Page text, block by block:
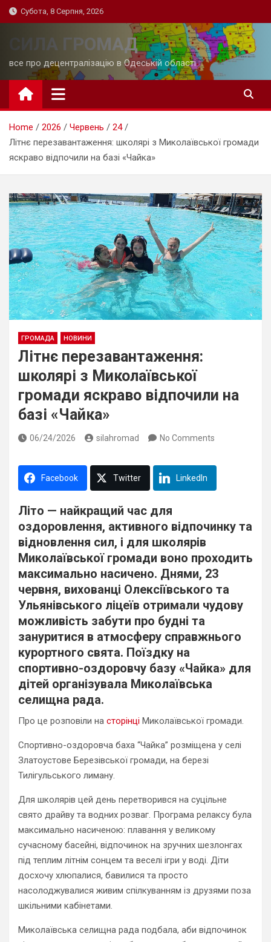
Skip
to
Субота, 8 Серпня, 2026
СИЛА ГРОМАД
все про децентралізацію в Одеській області
Home 2026 Червень
24
Літнє перезавантаження: школярі з Миколаївської громади
яскраво відпочили на базі «Чайка»
ГРОМАДА НОВИНИ
Літнє перезавантаження:
школярі з Миколаївської
громади яскраво відпочили на
базі «Чайка»
06/24/2026 silahromad No Comments
Facebook Twitter LinkedIn
Літо — найкращий час для
оздоровлення, активного відпочинку та
відновлення сил, і для школярів
Миколаївської громади воно проходить
максимально насичено. Днями, 23
червня, вихованці Олексіївського та
Ульянівського ліцеїв отримали чудову
можливість забути про будні та
зануритися в атмосферу справжнього
курортного свята. Поїздку на
спортивно-оздоровчу базу «Чайка» для
дітей організувала Миколаївська
селищна рада.
Про це розповіли на сторінці Миколаївської громади.
Спортивно-оздоровча баха “Чайка” розміщена у селі
Златоустове Березівської громади, на березі
Тилігульського лиману.
Для школярів цей день перетворився на суцільне
свято драйву та водних розваг. Програма релаксу була
максимально насиченою: плавання у великому
сучасному басейні, відпочинок на зручних шезлонгах
під теплим літнім сонцем та веселі ігри у воді. Діти
досхочу хлюпалися, бавилися та просто
насолоджувалися живим спілкуванням із друзями поза
шкільними кабінетами.
Миколаївська селищна рада подбала, аби відпочинок